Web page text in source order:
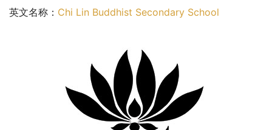
英文名称： Chi Lin Buddhist Secondary School